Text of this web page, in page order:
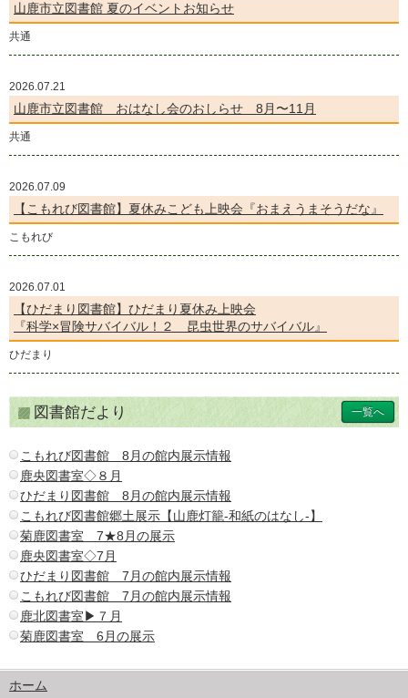
山鹿市立図書館 夏のイベントお知らせ
共通
2026.07.21
山鹿市立図書館 おはなし会のおしらせ 8月〜11月
共通
2026.07.09
【こもれび図書館】夏休みこども上映会『おまえうまそうだな』
こもれび
2026.07.01
【ひだまり図書館】ひだまり夏休み上映会
『科学×冒険サバイバル！２ 昆虫世界のサバイバル』
ひだまり
図書館だより 一覧へ
こもれび図書館 8月の館内展示情報
鹿央図書室◇８月
ひだまり図書館 8月の館内展示情報
こもれび図書館郷土展示【山鹿灯籠-和紙のはなし-】
菊鹿図書室 7★8月の展示
鹿央図書室◇7月
ひだまり図書館 7月の館内展示情報
こもれび図書館 7月の館内展示情報
鹿北図書室▶７月
菊鹿図書室 6月の展示
ホーム